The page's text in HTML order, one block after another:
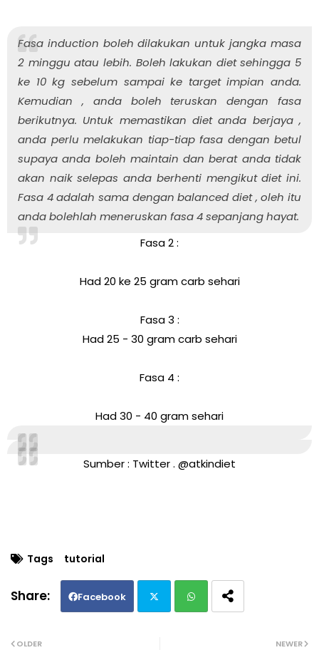
Fasa induction boleh dilakukan untuk jangka masa
2 minggu atau lebih. Boleh lakukan diet sehingga 5
ke 10 kg sebelum sampai ke target impian anda.
Kemudian , anda boleh teruskan dengan fasa
berikutnya. Untuk memastikan diet anda berjaya ,
anda perlu melakukan tiap-tiap fasa dengan betul
supaya anda boleh maintain dan berat anda tidak
akan naik selepas anda berhenti mengikut diet ini.
Fasa 4 adalah sama dengan balanced diet , oleh itu
anda bolehlah meneruskan fasa 4 sepanjang hayat.
Fasa 2 :
Had 20 ke 25 gram carb sehari
Fasa 3 :
Had 25 - 30 gram carb sehari
Fasa 4 :
Had 30 - 40 gram sehari
Sumber : Twitter . @atkindiet
Tags tutorial
Facebook
NEWER
OLDER